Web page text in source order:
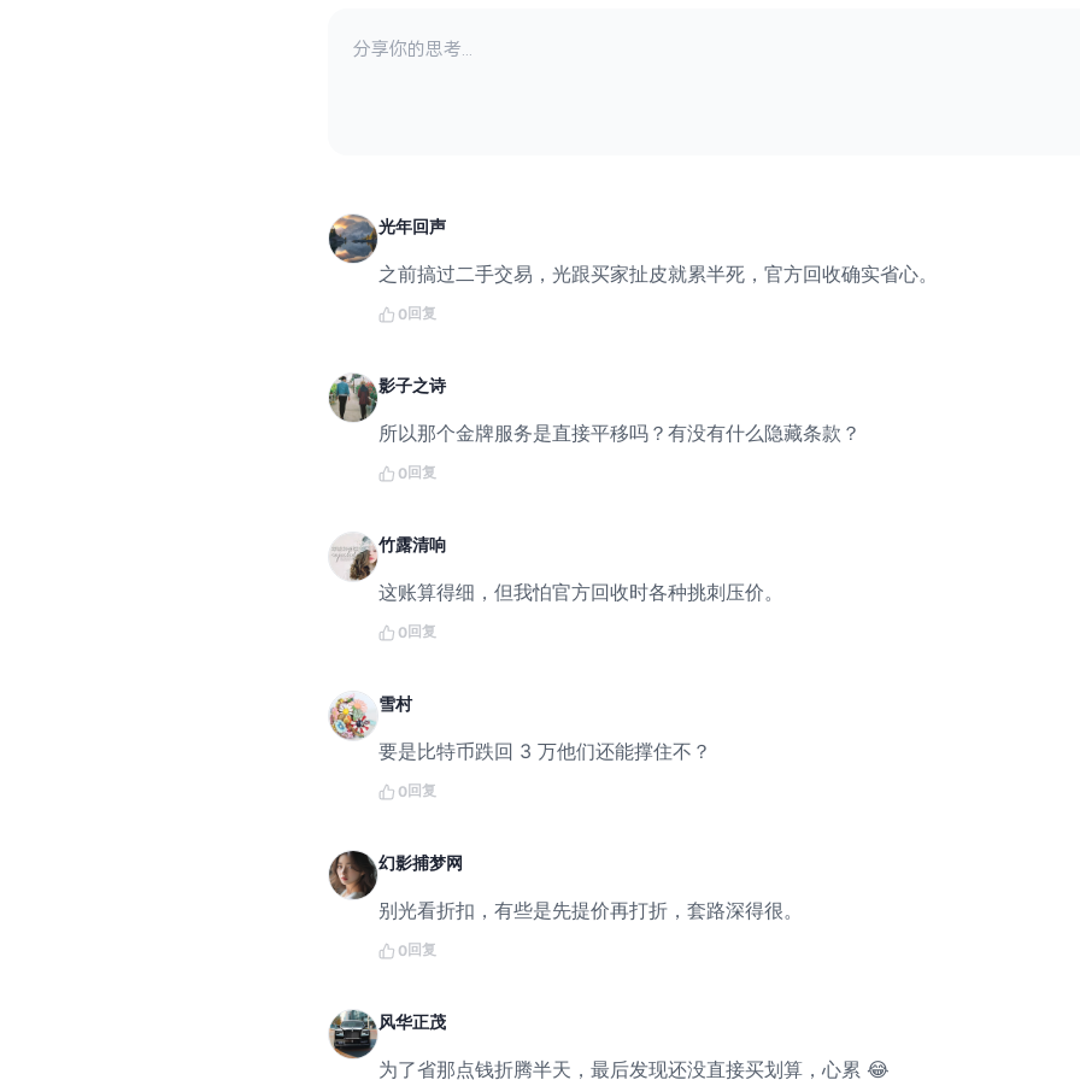
光年回声
之前搞过二手交易，光跟买家扯皮就累半死，官方回收确实省心。
0回复
影子之诗
所以那个金牌服务是直接平移吗？有没有什么隐藏条款？
0回复
竹露清响
这账算得细，但我怕官方回收时各种挑刺压价。
0回复
雪村
要是比特币跌回 3 万他们还能撑住不？
0回复
幻影捕梦网
别光看折扣，有些是先提价再打折，套路深得很。
0回复
风华正茂
为了省那点钱折腾半天，最后发现还没直接买划算，心累 😂